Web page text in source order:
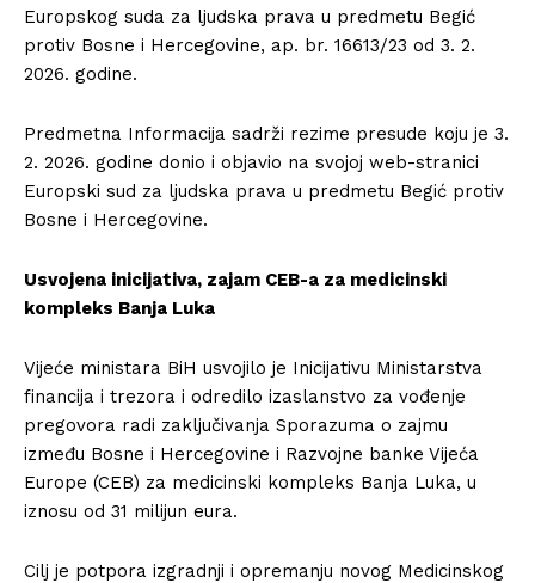
O nama
Kontakt
Impressum
Europskog suda za ljudska prava u predmetu Begić
protiv Bosne i Hercegovine, ap. br. 16613/23 od 3. 2.
2026. godine.
Predmetna Informacija sadrži rezime presude koju je 3.
2. 2026. godine donio i objavio na svojoj web-stranici
Europski sud za ljudska prava u predmetu Begić protiv
Bosne i Hercegovine.
Usvojena inicijativa, zajam CEB-a za medicinski
kompleks Banja Luka
Vijeće ministara BiH usvojilo je Inicijativu Ministarstva
financija i trezora i odredilo izaslanstvo za vođenje
pregovora radi zaključivanja Sporazuma o zajmu
između Bosne i Hercegovine i Razvojne banke Vijeća
Europe (CEB) za medicinski kompleks Banja Luka, u
iznosu od 31 milijun eura.
Cilj je potpora izgradnji i opremanju novog Medicinskog